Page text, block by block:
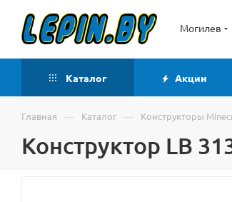
Могилев
Каталог Акции
Главная — Каталог — Конструкторы
Конструктор LB